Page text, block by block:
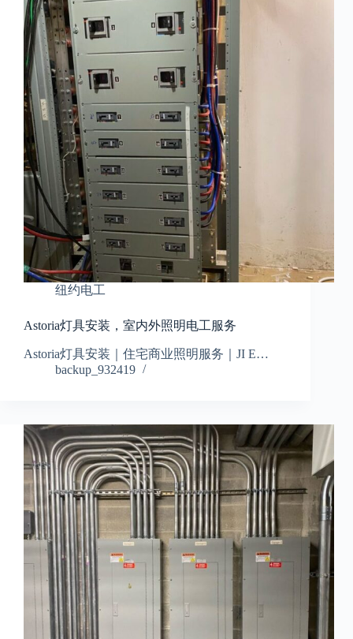
纽约电工
Astoria灯具安装，室内外照明电工服务
Astoria灯具安装｜住宅商业照明服务｜JI E…
backup_932419